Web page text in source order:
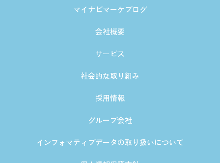
マイナビマーケブログ
会社概要
サービス
社会的な取り組み
採用情報
グループ会社
インフォマティブデータの取り扱いについて